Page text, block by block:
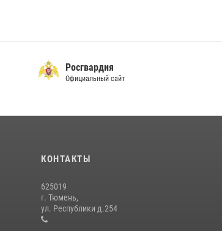
Росгвардия
Официальный сайт
КОНТАКТЫ
625019
г. Тюмень,
ул. Республики д.254